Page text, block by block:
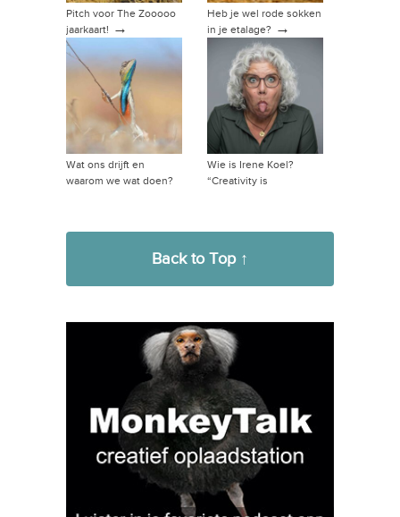
Pitch voor The Zooooo
jaarkaart! →
Heb je wel rode sokken
in je etalage? →
Wat ons drijft en
waarom we wat doen?
Wie is Irene Koel?
“Creativity is
Back to Top ↑